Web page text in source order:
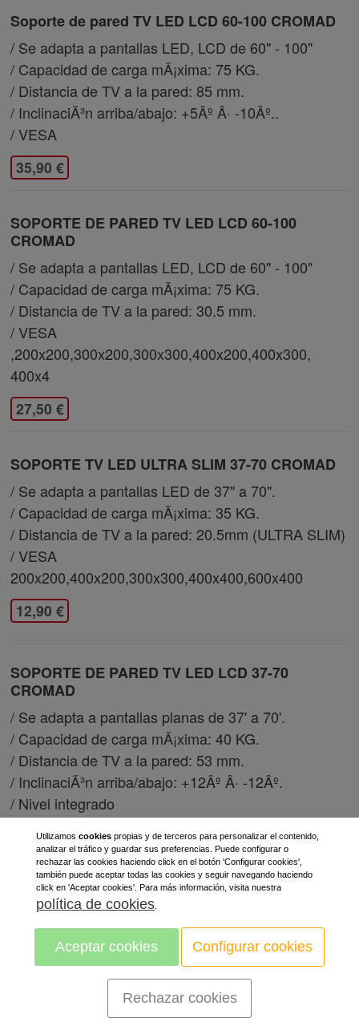
Soporte de pared TV LED LCD 60-100 CROMAD
/ Se adapta a pantallas LED, LCD de 60" - 100"
/ Capacidad de carga mÃ¡xima: 75 KG.
/ Distancia de TV a la pared: 85 mm.
/ InclinaciÃ³n arriba/abajo: +5Âº Â· -10Âº..
/ VESA
35,90 €
SOPORTE DE PARED TV LED LCD 60-100
CROMAD
/ Se adapta a pantallas LED, LCD de 60" - 100"
/ Capacidad de carga mÃ¡xima: 75 KG.
/ Distancia de TV a la pared: 30.5 mm.
/ VESA
,200x200,300x200,300x300,400x200,400x300,
400x4
27,50 €
SOPORTE TV LED ULTRA SLIM 37-70 CROMAD
/ Se adapta a pantallas LED de 37" a 70".
/ Capacidad de carga mÃ¡xima: 35 KG.
/ Distancia de TV a la pared: 20.5mm (ULTRA SLIM)
/ VESA
200x200,400x200,300x300,400x400,600x400
12,90 €
SOPORTE DE PARED TV LED LCD 37-70
CROMAD
/ Se adapta a pantallas planas de 37' a 70'.
/ Capacidad de carga mÃ¡xima: 40 KG.
/ Distancia de TV a la pared: 53 mm.
/ InclinaciÃ³n arriba/abajo: +12Âº Â· -12Âº.
/ Nivel integrado
17,90 €
SOPORTE DE PARED TV LED LCD 32-55
CROMAD
/ Se adapta a pantallas LED, LCD de 32' a 55'.
/ Capacidad de carga mÃ¡xima: 40 KG.
/ Distancia de TV a la pared: 53 mm.
/ InclinaciÃ³n arriba/abajo: +12Âº Â· -12Âº.
Utilizamos cookiespropias y de terceros para personalizar el contenido,
analizar el tráfico y guardar sus preferencias. Puede configurar o
rechazar las cookies haciendo click en el botón 'Configurar cookies',
también puede aceptar todas las cookies y seguir navegando haciendo
click en 'Aceptar cookies'. Para más información, visita nuestra
política de cookies.
Aceptar cookies Configurar cookies
Rechazar cookies